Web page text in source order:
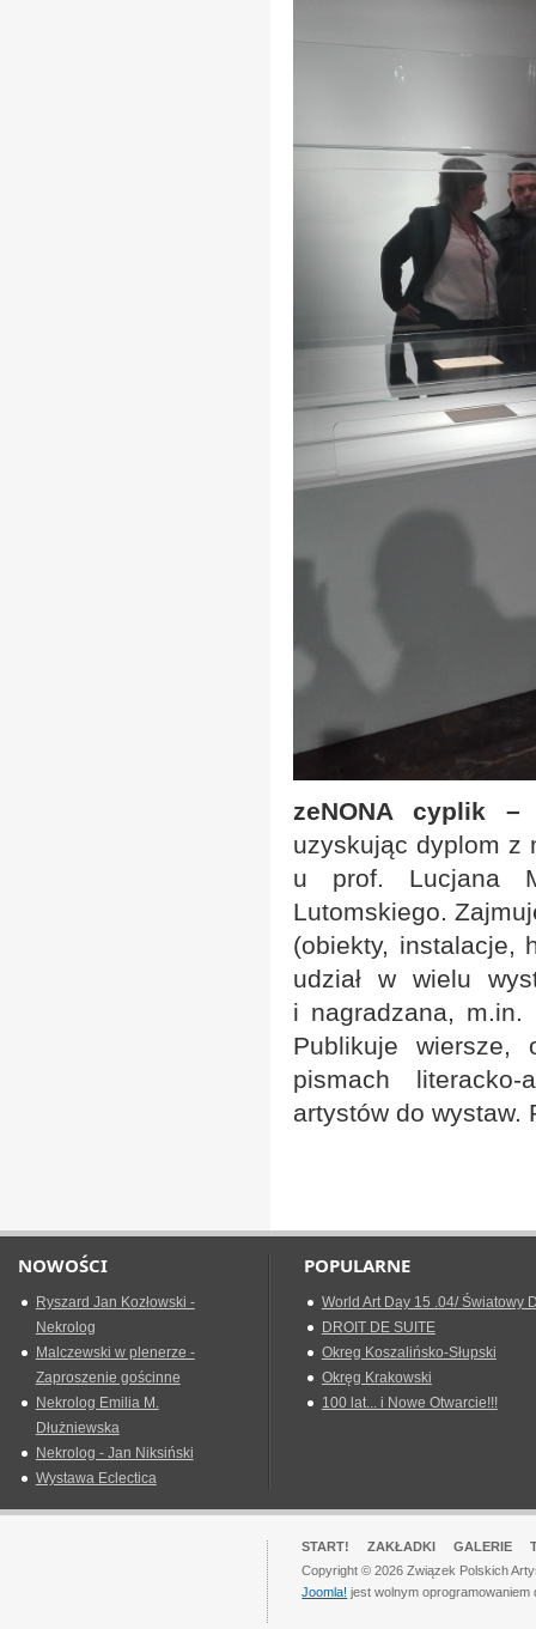
zeNONA cyplik –
uzyskując dyplom z
u prof. Lucjana
Lutomskiego.
(obiekty, instalacje,
udział w wielu
i nagradzana, m.in.
Publikuje wiersze,
pismach
artystów do wystaw.
NOWOŚCI
Ryszard Jan Kozłowski -
Nekrolog
Malczewski w plenerze -
Zaproszenie gościnne
Nekrolog Emilia M.
Dłużniewska
Nekrolog - Jan Niksiński
Wystawa Eclectica
POPULARNE
World Art Day 15 .04/ Światowy
DROIT DE SUITE
Okreg Koszalińsko-Słupski
Okręg Krakowski
100 lat... i Nowe Otwarcie!!!
START! ZAKŁADKI GALERIE
Copyright © 2026 Związek Polskich
Joomla! jest wolnym